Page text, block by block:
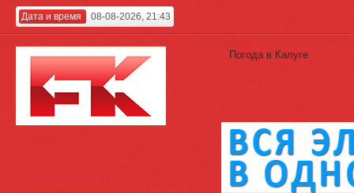
Дата и время 08-08-2026, 21:43
Погода в Калуге